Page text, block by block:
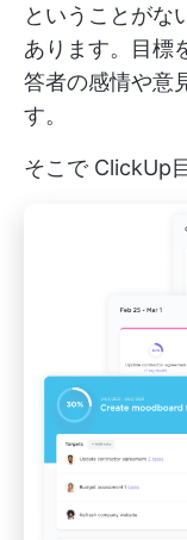
ということがな
あります。目標
答者の感情や意
す。
そこで ClickUp